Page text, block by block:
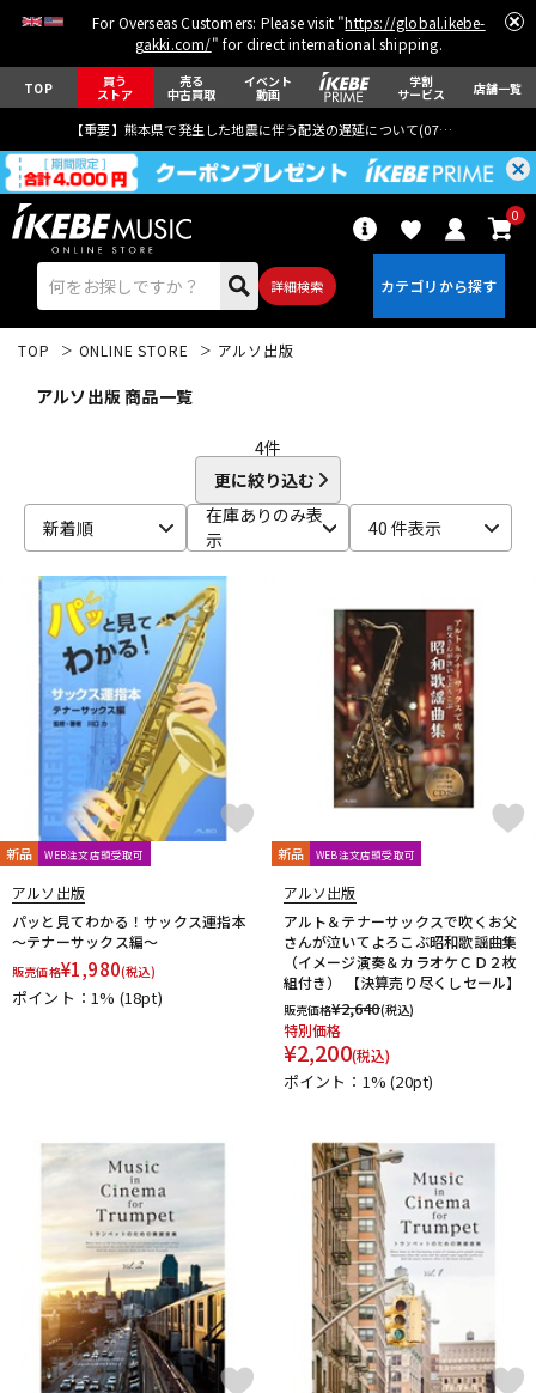
For Overseas Customers: Please visit "https://global.ikebe-
gakki.com/" for direct international shipping.
TOP 買う
ストア
売る
中古買取
イベント
動画
学割
サービス 店舗一覧
【重要】熊本県で発生した地震に伴う配送の遅延について(07月29日
詳細検索
0
ベース
ドラム パーカッション
キーボード 電子ピアノ
管楽器
アンプ エフェクター
DJ機器 DTM
レコーディング機器
配信/ライブ機器 楽器アクセサリ
中古 ヴィンテージ
TOP ONLINE STORE アルソ出版
アルソ出版 商品一覧
4件
更に絞り込む
新着順
在庫ありのみ表
示
40 件表示
新品 WEB注文店頭受取可
アルソ出版
パッと見てわかる！サックス運指本
～テナーサックス編～
販売価格¥1,980(税込)
ポイント：1% (18pt)
新品 WEB注文店頭受取可
アルソ出版
アルト＆テナーサックスで吹くお父
さんが泣いてよろこぶ昭和歌謡曲集
（イメージ演奏＆カラオケＣＤ２枚
組付き） 【決算売り尽くしセール】
販売価格¥2,640(税込)
特別価格
¥2,200(税込)
ポイント：1%(20pt)